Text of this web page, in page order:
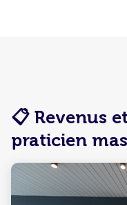
📋 Revenus
praticien